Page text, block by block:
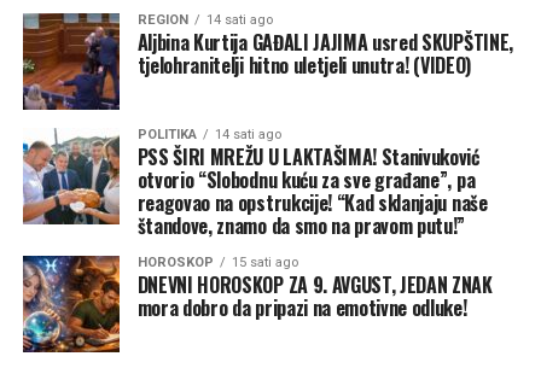
REGION 14 sati ago
Aljbina Kurtija GAĐALI JAJIMA usred SKUPŠTINE,
tjelohranitelji hitno uletjeli unutra! (VIDEO)
POLITIKA 14 sati ago
PSS ŠIRI MREŽU U LAKTAŠIMA! Stanivuković
otvorio “Slobodnu kuću za sve građane”, pa
reagovao na opstrukcije! “Kad sklanjaju naše
štandove, znamo da smo na pravom putu!”
HOROSKOP 15 sati ago
DNEVNI HOROSKOP ZA 9. AVGUST, JEDAN ZNAK
mora dobro da pripazi na emotivne odluke!